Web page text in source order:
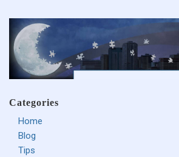
Categories
Home
Blog
Tips